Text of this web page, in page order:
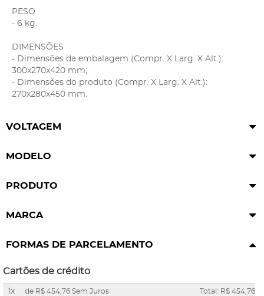
PESO
- 6 kg.
DIMENSÕES
- Dimensões da embalagem (Compr. X Larg. X Alt.):
300x270x420 mm;
- Dimensões do produto (Compr. X Larg. X Alt.):
270x280x450 mm.
VOLTAGEM
MODELO
PRODUTO
MARCA
FORMAS DE PARCELAMENTO
Cartões de crédito
1x de R$ 454,76 Sem Juros Total: R$ 454,76